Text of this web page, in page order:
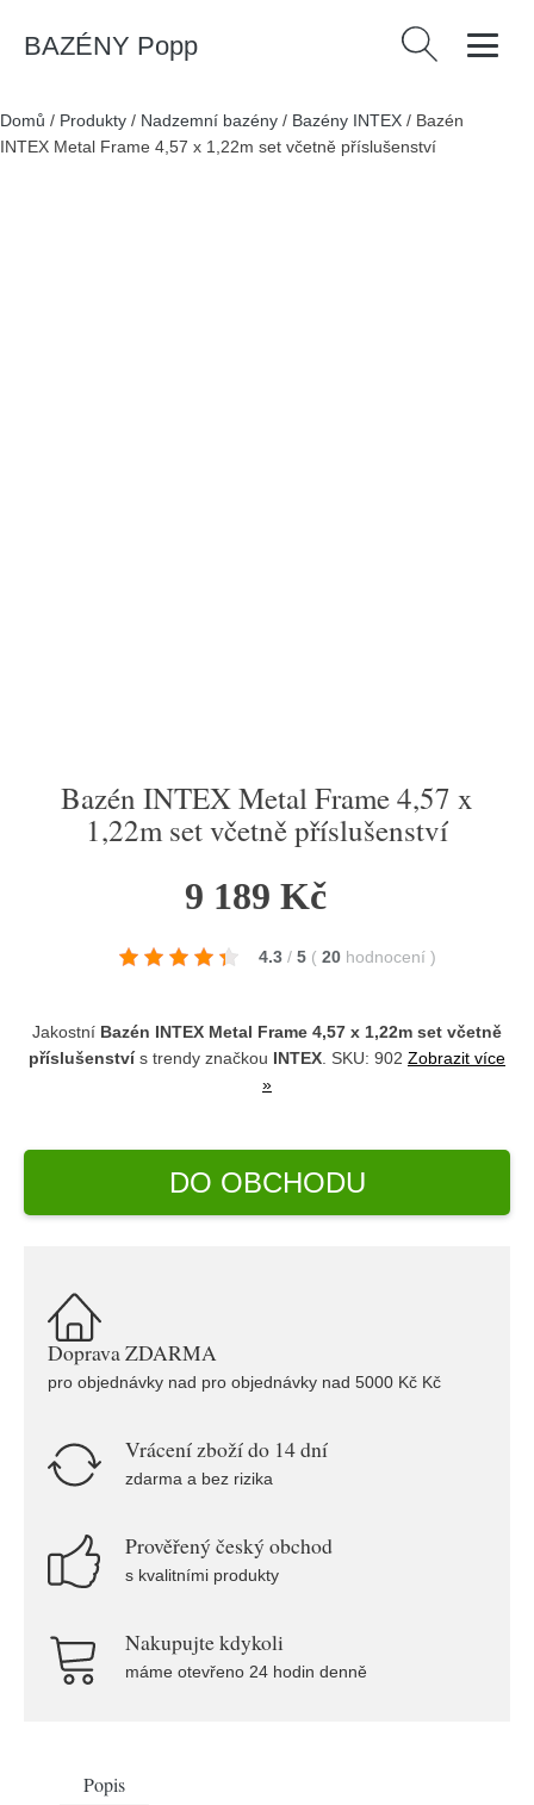
BAZÉNY Popp Vyhledávání
Domů / Produkty / Nadzemní bazény / Bazény INTEX / Bazén
INTEX Metal Frame 4,57 x 1,22m set včetně příslušenství
Bazén INTEX Metal Frame 4,57 x
1,22m set včetně příslušenství
9 189 Kč
4.3 / 5 ( 20 hodnocení )
Jakostní Bazén INTEX Metal Frame 4,57 x 1,22m set včetně
příslušenstvís trendy značkou INTEX . SKU: 902 Zobrazit více
»
DO OBCHODU
Doprava ZDARMA
pro objednávky nad pro objednávky nad 5000 Kč Kč
Vrácení zboží do 14 dní
zdarma a bez rizika
Prověřený český obchod
s kvalitními produkty
Nakupujte kdykoli
máme otevřeno 24 hodin denně
Popis